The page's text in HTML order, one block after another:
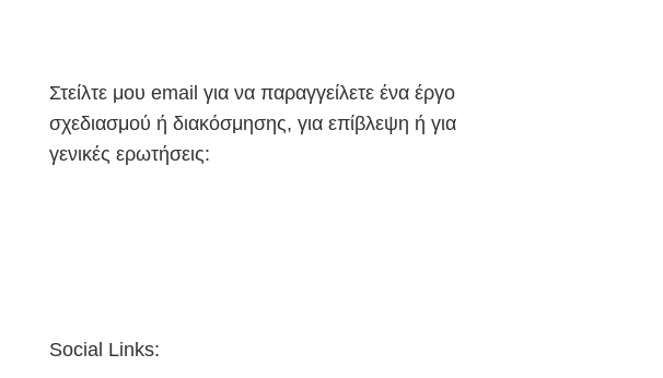
Στείλτε μου email για να παραγγείλετε ένα έργο
σχεδιασμού ή διακόσμησης, για επίβλεψη ή για
γενικές ερωτήσεις:
Social Links: